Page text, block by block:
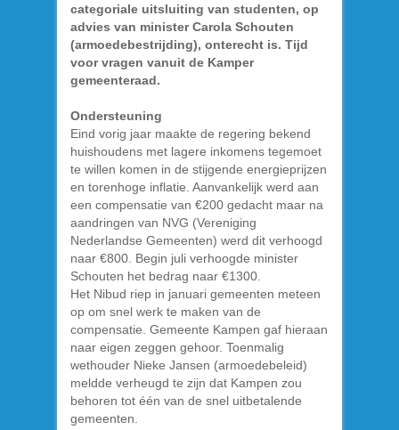
categoriale uitsluiting van studenten, op
advies van minister Carola Schouten
(armoedebestrijding), onterecht is. Tijd
voor vragen vanuit de Kamper
gemeenteraad.
Ondersteuning
Eind vorig jaar maakte de regering bekend
huishoudens met lagere inkomens tegemoet
te willen komen in de stijgende energieprijzen
en torenhoge inflatie. Aanvankelijk werd aan
een compensatie van €200 gedacht maar na
aandringen van NVG (Vereniging
Nederlandse Gemeenten) werd dit verhoogd
naar €800. Begin juli verhoogde minister
Schouten het bedrag naar €1300.
Het Nibud riep in januari gemeenten meteen
op om snel werk te maken van de
compensatie. Gemeente Kampen gaf hieraan
naar eigen zeggen gehoor. Toenmalig
wethouder Nieke Jansen (armoedebeleid)
meldde verheugd te zijn dat Kampen zou
behoren tot één van de snel uitbetalende
gemeenten.